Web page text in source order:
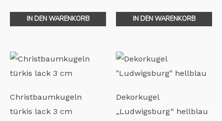
IN DEN WARENKORB IN DEN WARENKORB
Christbaumkugeln
türkis lack 3 cm
Dekorkugel
„Ludwigsburg“ hellblau